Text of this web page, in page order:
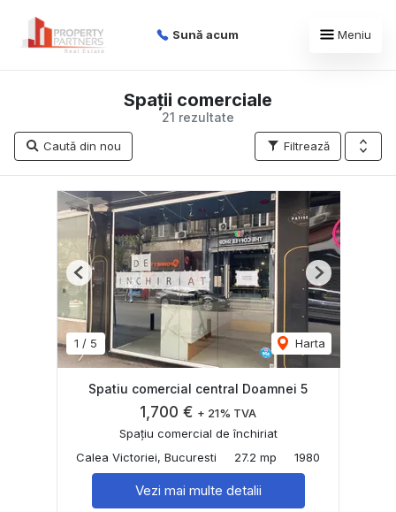
Sună acum Meniu
21 rezultate
Spații comerciale
Filtrează
Caută din nou
1 / 5 Harta
Previous Next
Spatiu comercial central Doamnei 5
1,700 € + 21% TVA
Spațiu comercial de închiriat
Calea Victoriei, Bucuresti
27.2 mp 1980
Vezi mai multe detalii